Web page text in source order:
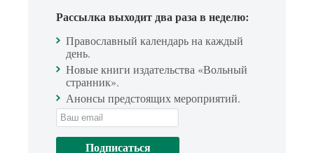
Рассылка выходит два раза в неделю:
Православный календарь на каждый
день.
Новые книги издательства «Вольный
странник».
Анонсы предстоящих мероприятий.